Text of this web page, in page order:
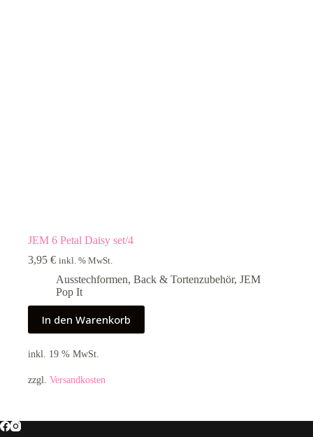
JEM 6 Petal Daisy set/4
3,95 € inkl. % MwSt.
Ausstechformen, Back & Tortenzubehör, JEM
Pop It
In den Warenkorb
inkl. 19 % MwSt.
zzgl. Versandkosten